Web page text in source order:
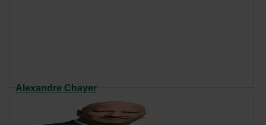
Alexandre Chayer
Cellulaire : 819 210-1949
Communiquer par courriel- Cet